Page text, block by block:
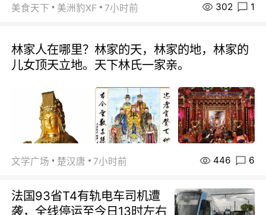
美食天下 美洲豹XF 7小时前 302 1
林家人在哪里？林家的天，林家的地，林家的
儿女顶天立地。天下林氏一家亲。
文学广场 楚汉唐 7小时前 446 6
法国93省T4有轨电车司机遭
袭，全线停运至今日13时左右